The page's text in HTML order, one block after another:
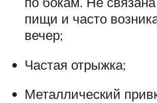
пищи и часто
вечер;
Частая отрыжка;
Металлический